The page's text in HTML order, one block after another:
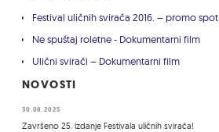
Festival uličnih svirača 2016. – promo spot
Ne spuštaj roletne - Dokumentarni film
Ulični svirači – Dokumentarni film
NOVOSTI
30.08.2025
Završeno 25. izdanje Festivala uličnih svirača!